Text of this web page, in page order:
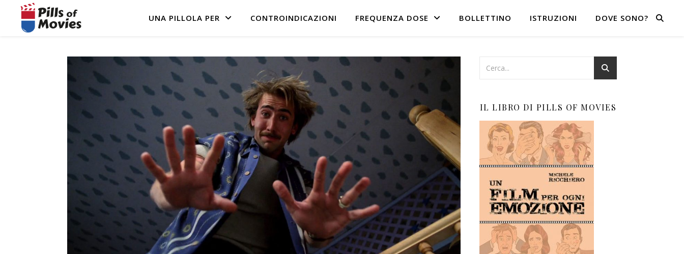
UNA PILLOLA PER CONTROINDICAZIONI FREQUENZA DOSE BOLLETTINO ISTRUZIONI DOVE SONO?
IL LIBRO DI PILLS OF MOVIES